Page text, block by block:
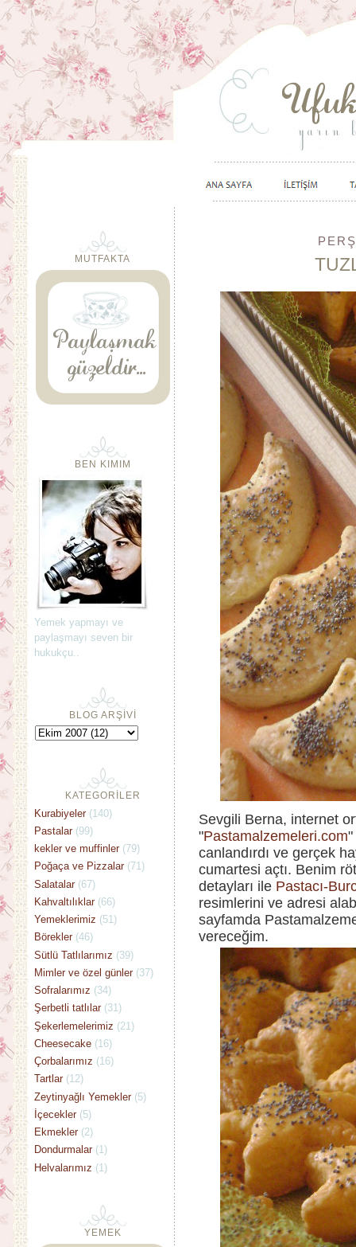
Sevgili Berna, internet
"Pastamalzemeleri.com"
canlandırdı ve gerçek
cumartesi açtı. Benim
detayları ile Pastacı-
resimlerini ve adresi
sayfamda
vereceğim.
MUTFAKTA
BEN KIMIM
Yemek yapmayı ve
paylaşmayı seven bir
hukukçu..
BLOG ARŞİVİ
KATEGORİLER
Kurabiyeler (140)
Pastalar (99)
kekler ve muffinler (79)
Poğaça ve Pizzalar (71)
Salatalar (67)
Kahvaltılıklar (66)
Yemeklerimiz (51)
Börekler (46)
Sütlü Tatlılarımız (39)
Mimler ve özel günler (37)
Sofralarımız (34)
Şerbetli tatlılar (31)
Şekerlemelerimiz (21)
Cheesecake (16)
Çorbalarımız (16)
Tartlar (12)
Zeytinyağlı Yemekler (5)
İçecekler (5)
Ekmekler (2)
Dondurmalar (1)
Helvalarımız (1)
YEMEK